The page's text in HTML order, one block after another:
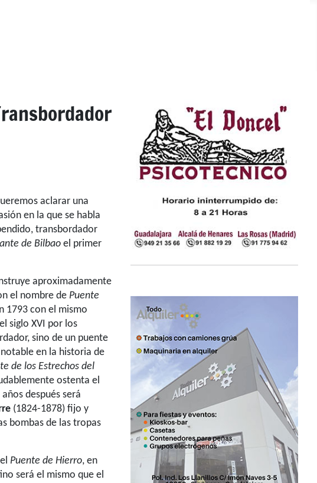
aclarar una
en la que se habla
transbordador
de Bilbao el primer
aproximadamente
el nombre de Puente
1793 con el mismo
siglo XVI por los
sino de un puente
en la historia de
de los Estrechos del
ostenta el
después será
(1824-1878) fijo y
bombas de las tropas
Puente de Hierro, en
será el mismo que el